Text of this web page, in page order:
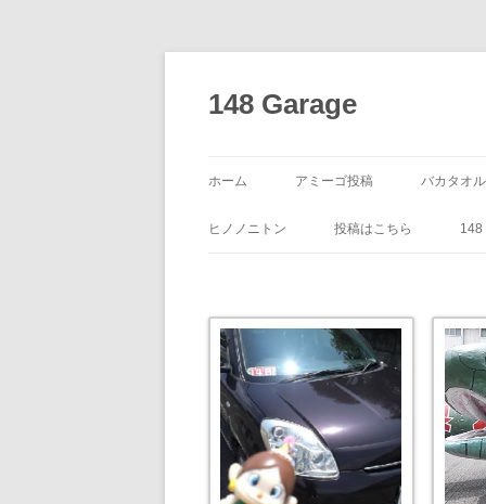
ン
ツ
ッ
148 Garage
ホーム アミーゴ投稿 バカタオ
ヒノノニトン 投稿はこちら